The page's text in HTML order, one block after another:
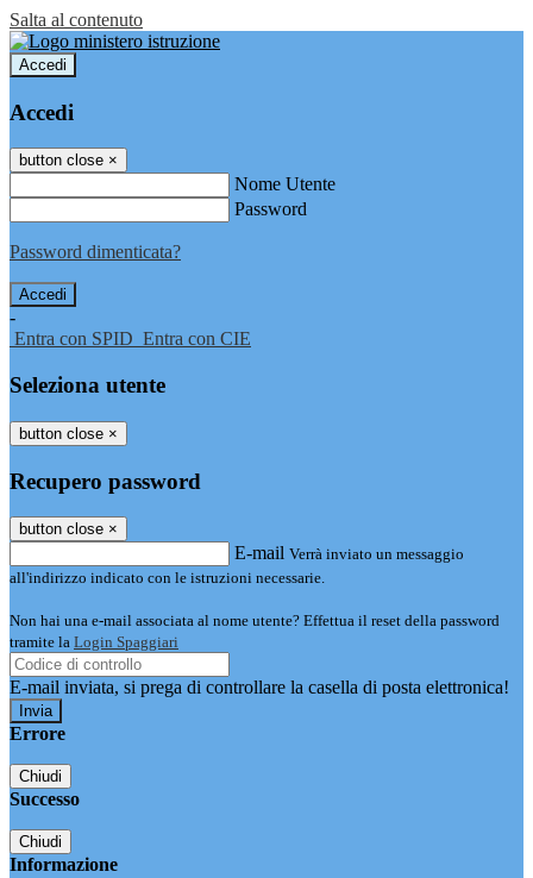
Salta al contenuto
Accedi
Accedi
button close ×
Nome Utente
Password
Password dimenticata?
-
Entra con SPID Entra con CIE
Seleziona utente
button close ×
Recupero password
button close ×
E-mail Verrà inviato un messaggio
all'indirizzo indicato con le istruzioni necessarie.
Non hai una e-mail associata al nome utente? Effettua il reset della password
tramite la Login Spaggiari
E-mail inviata, si prega di controllare la casella di posta elettronica!
Errore
Chiudi
Successo
Chiudi
Informazione